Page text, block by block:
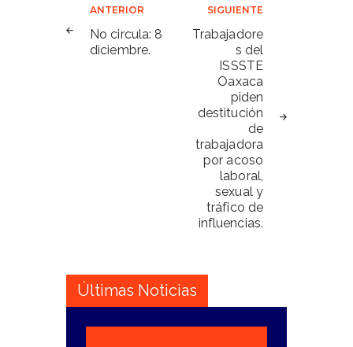
Navegación
de
entradas
ANTERIOR
No circula: 8
diciembre.
SIGUIENTE
Trabajadore
s del
ISSSTE
Oaxaca
piden
destitución
de
trabajadora
por acoso
laboral,
sexual y
tráfico de
influencias.
Últimas Noticias